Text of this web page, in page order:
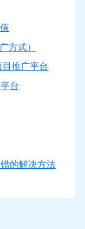
方式）
推广平台
台
的解决方法